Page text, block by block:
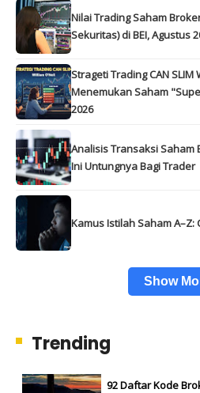
Nilai Trading Saham
Sekuritas) di BEI, Agustus
Strageti Trading CAN SLIM
Menemukan Saham
2026
Analisis Transaksi Saham
Ini Untungnya Bagi Trader
Kamus Istilah Saham A–Z:
Show
Trending
92 Daftar Kode